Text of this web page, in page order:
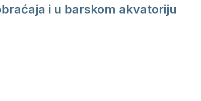
i u barskom akvatoriju